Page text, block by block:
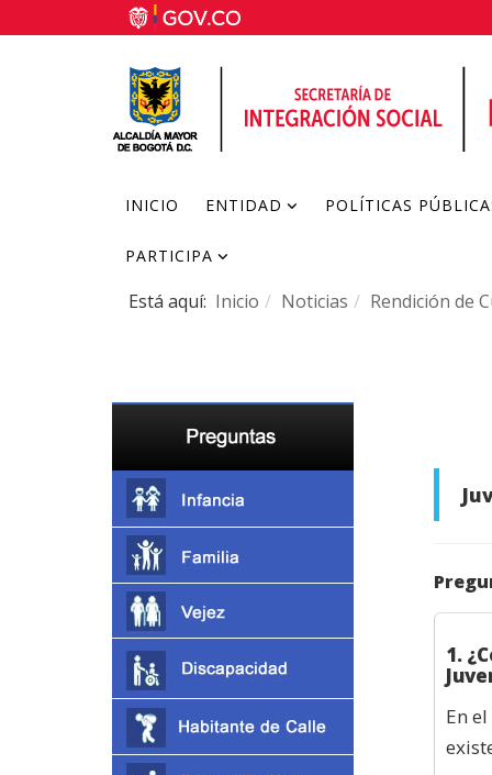
INICIO ENTIDAD POLÍTICAS
PARTICIPA
Está aquí: Inicio Noticias Rendición de
1.
En